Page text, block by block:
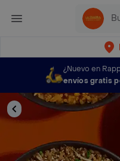
¿Nuevo en
envíos gratis